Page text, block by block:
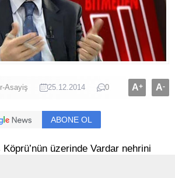
Asayiş 25.12.2014 0 A+ A-
ABONE OL
Köprü’nün üzerinde Vardar nehrini